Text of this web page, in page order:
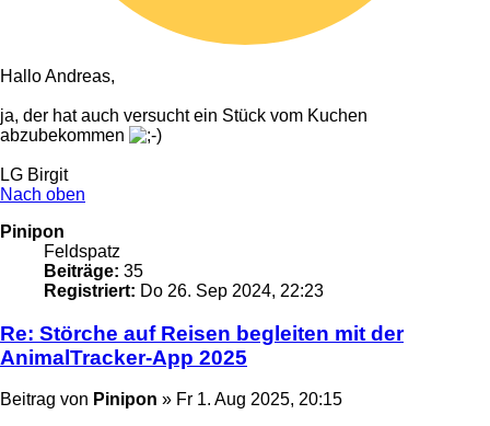
Hallo Andreas,
ja, der hat auch versucht ein Stück vom Kuchen
abzubekommen
LG Birgit
Nach oben
Pinipon
Feldspatz
Beiträge: 35
Registriert: Do 26. Sep 2024, 22:23
Re: Störche auf Reisen begleiten mit der
AnimalTracker-App 2025
Beitrag von Pinipon » Fr 1. Aug 2025, 20:15